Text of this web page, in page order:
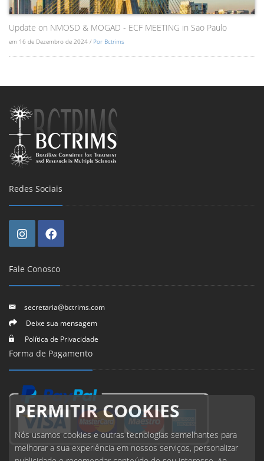
Update on NMOSD & MOGAD - ECF MEETING in Sao Paulo
em 16 de Dezembro de 2024 / Por Bctrims
Redes Sociais
Fale Conosco
secretaria@bctrims.com
Deixe sua mensagem
Política de Privacidade
Forma de Pagamento
PERMITIR COOKIES
Nós usamos cookies e outras tecnologias semelhantes para
melhorar a sua experiência em nossos serviços, personalizar